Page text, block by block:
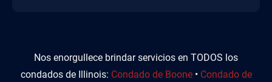
Nos enorgullece brindar servicios en TODOS los
condados de Illinois: Condado de Boone• Condado de